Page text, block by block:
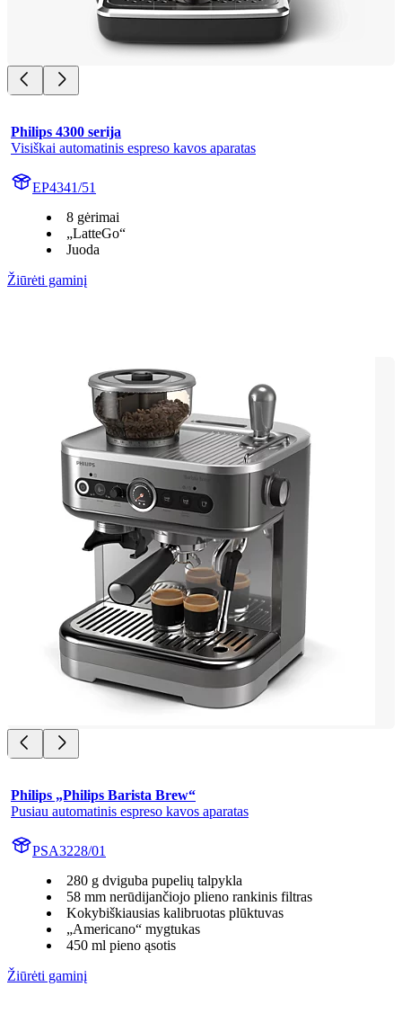
Philips 4300 serija
Visiškai automatinis espreso kavos aparatas
EP4341/51
8 gėrimai
„LatteGo“
Juoda
Žiūrėti gaminį
Philips „Philips Barista Brew“
Pusiau automatinis espreso kavos aparatas
PSA3228/01
280 g dviguba pupelių talpykla
58 mm nerūdijančiojo plieno rankinis filtras
Kokybiškiausias kalibruotas plūktuvas
„Americano“ mygtukas
450 ml pieno ąsotis
Žiūrėti gaminį